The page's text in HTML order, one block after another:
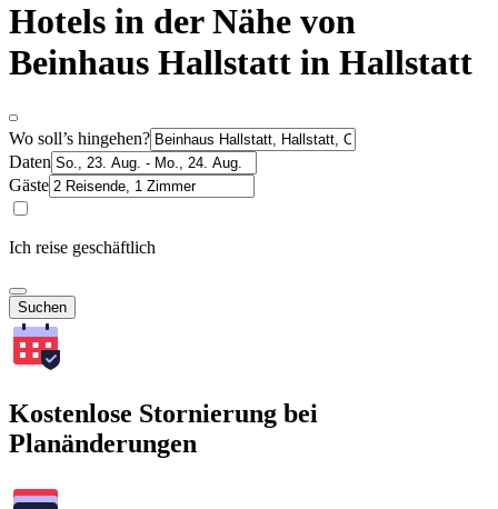
Hotels in der Nähe von
Beinhaus Hallstatt in Hallstatt
Wo soll’s hingehen?
Daten
Gäste
Ich reise geschäftlich
Suchen
Kostenlose Stornierung bei
Planänderungen